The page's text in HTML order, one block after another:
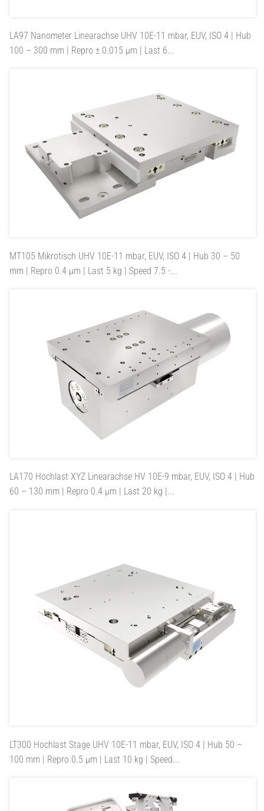
LA97 Nanometer Linearachse UHV 10E-11 mbar, EUV, ISO 4 | Hub
100 – 300 mm | Repro ± 0.015 µm | Last 6...
MT105 Mikrotisch UHV 10E-11 mbar, EUV, ISO 4 | Hub 30 – 50
mm | Repro 0.4 µm | Last 5 kg | Speed 7.5 -...
LA170 Hochlast XYZ Linearachse HV 10E-9 mbar, EUV, ISO 4 | Hub
60 – 130 mm | Repro 0.4 µm | Last 20 kg |...
LT300 Hochlast Stage UHV 10E-11 mbar, EUV, ISO 4 | Hub 50 –
100 mm | Repro 0.5 µm | Last 10 kg | Speed...